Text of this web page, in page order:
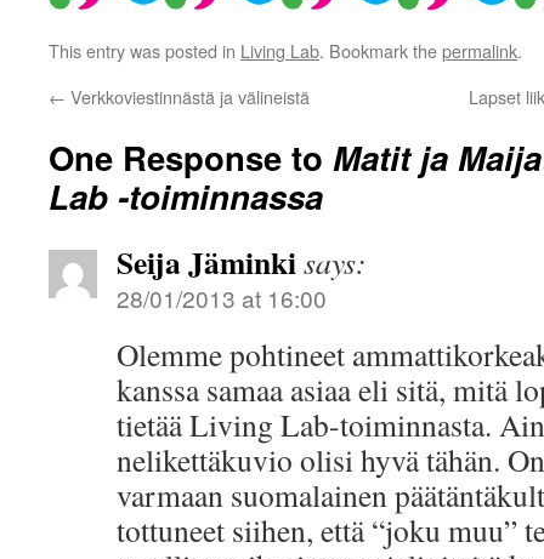
This entry was posted in Living Lab. Bookmark thepermalink.
← Verkkoviestinnästä ja välineistä Lapset
One Response to Matit ja
Lab -toiminnassa
Seija Jäminkisays:
28/01/2013 at 16:00
Olemme pohtineet
kanssa samaa asiaa eli sitä, mitä
tietää Living Lab-toiminnasta.
nelikettäkuvio olisi hyvä tähän.
varmaan suomalainen
tottuneet siihen, että “joku muu”